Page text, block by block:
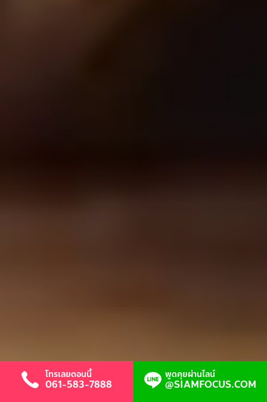
โทรเลยตอนนี้
061-583-7888
พูดคุยผ่านไลน์
@SIAMFOCUS.COM